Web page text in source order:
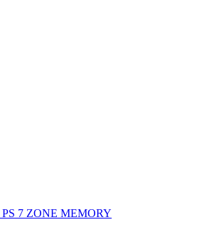
7 ZONE MEMORY